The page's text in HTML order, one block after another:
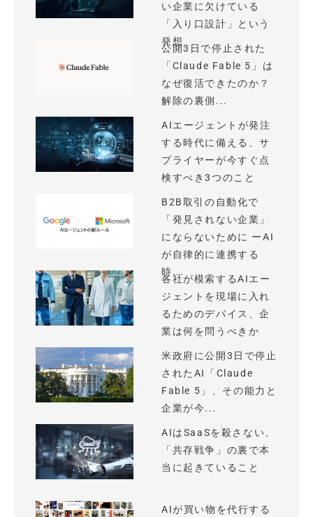
い企業に欠けている
「入り口設計」という
発想
公開3日で停止された
「Claude Fable 5」は
なぜ復活できたのか？
解除の裏側...
AIエージェントが発注
する時代に備える、サ
プライヤーが今すぐ点
検すべき3つのこと
B2B取引の自動化で
「発見されない企業」
にならないために ーAI
が自律的に連携する
時...
各社が模索するAIエー
ジェントを現場に入れ
るためのデバイス、企
業は何を問うべきか
米政府に公開3日で停止
されたAI「Claude
Fable 5」、その能力と
企業が今...
AIはSaaSを殺さない、
「共存戦争」の裏で本
当に起きていること
AIが買い物を代行する